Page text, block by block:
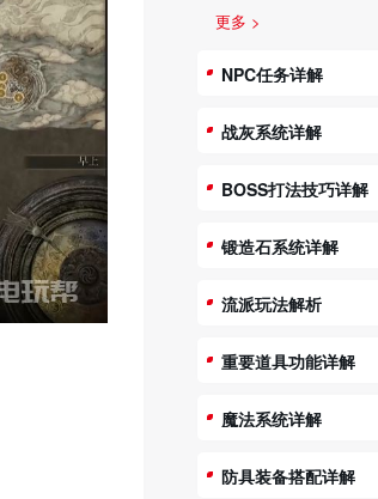
更多 >
NPC任务详解
战灰系统详解
BOSS打法技巧详解
锻造石系统详解
流派玩法解析
重要道具功能详解
魔法系统详解
防具装备搭配详解